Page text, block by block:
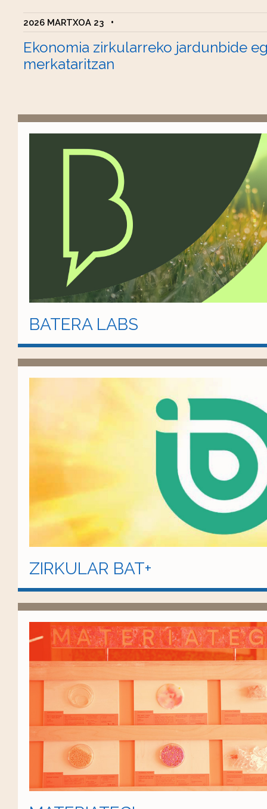
2026 MARTXOA 23 •
Ekonomia zirkularreko jardunbide
merkataritzan
BATERA LABS
ZIRKULAR BAT+